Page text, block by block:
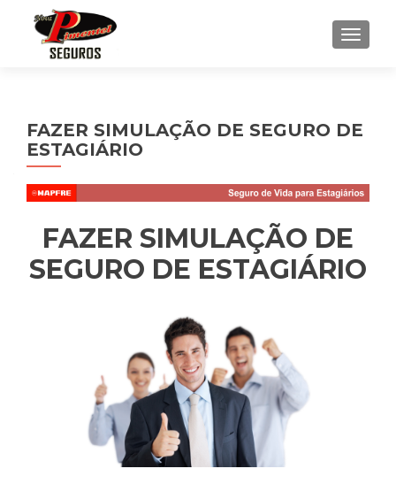
FAZER SIMULAÇÃO DE SEGURO DE
ESTAGIÁRIO
FAZER SIMULAÇÃO DE
SEGURO DE ESTAGIÁRIO